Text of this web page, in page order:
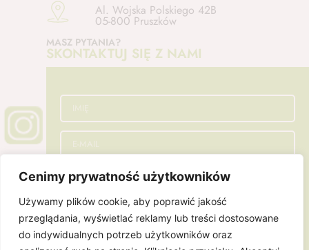
Cenimy prywatność użytkowników
Używamy plików cookie, aby poprawić jakość
przeglądania, wyświetlać reklamy lub treści dostosowane
do indywidualnych potrzeb użytkowników oraz
Al. Wojska Polskiego 42B
05-800 Pruszków
MASZ PYTANIA?
SKONTAKTUJ SIĘ Z NAMI